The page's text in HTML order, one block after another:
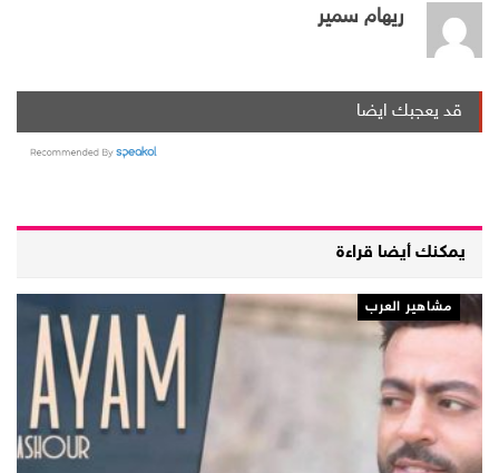
ريهام سمير
قد يعجبك ايضا
يمكنك أيضا قراءة
مشاهير العرب